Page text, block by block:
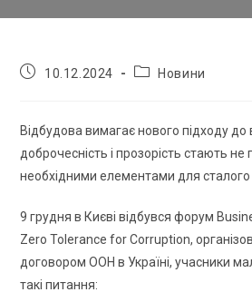
10.12.2024 Новини
Відбудова вимагає нового підходу до
доброчесність і прозорість стають
необхідними елементами для сталого
9 грудня в Києві відбувся форум
Zero Tolerance for Corruption,
договором ООН в Україні, учасники
такі питання: